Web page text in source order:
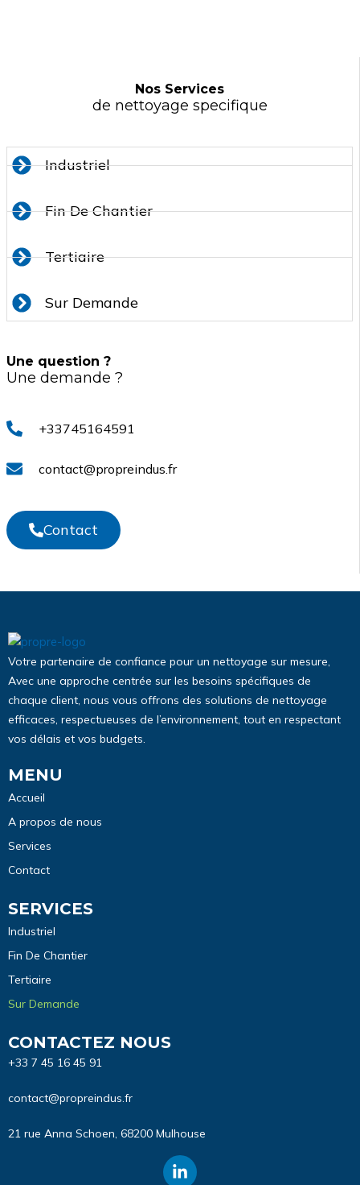
Nos Services
de nettoyage specifique
Industriel
Fin De Chantier
Tertiaire
Sur Demande
Une question ?
Une demande ?
+33745164591
contact@propreindus.fr
Contact
Votre partenaire de confiance pour un nettoyage sur mesure,
Avec une approche centrée sur les besoins spécifiques de
chaque client, nous vous offrons des solutions de nettoyage
efficaces, respectueuses de l’environnement, tout en respectant
vos délais et vos budgets.
MENU
Accueil
A propos de nous
Services
Contact
SERVICES
Industriel
Fin De Chantier
Tertiaire
Sur Demande
CONTACTEZ NOUS
+33 7 45 16 45 91
contact@propreindus.fr
21 rue Anna Schoen, 68200 Mulhouse
L
i